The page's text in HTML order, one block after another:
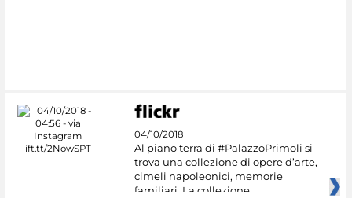
04/10/2018
Al piano terra di #PalazzoPrimoli si
trova una collezione di opere d’arte,
cimeli napoleonici, memorie
familiari. La collezione